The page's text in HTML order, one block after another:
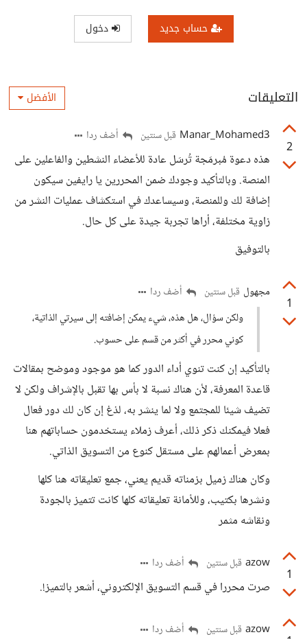
حساب جديد دخول
التعليقات الأفضل
2
Manar_Mohamed3 قبل سنتين أضف ردا
هذه دعوة مُبرمَجة تُرسَل عادة للأعضاء النشطين والفاعلين على
المنصة. وبالتأكيد وجودك ضمن المحررين يا رايفين سيكون
إضافة لك وللمنصة، وسيساعدك في استكشاف عمليات النشر من
زاوية مختلفة، أراها تجربة جيدة على كل حال.
بالتوفيق
1
مجهول قبل سنتين
أضف ردا
ولكن سؤال، هل هذه، شيء يمكن إضافته إلى سيرتي الذاتية،
كوني محرر في أكثر من قسم على حسوب.
بالتأكيد إن كنت تنوي أداء الدور كما هو موجود وموضح بمقالات
قاعدة المعرفة، لأن هناك نسبة لا بأس بها تقبل بالإشراف ولكن لا
تضيف شيئا للمجتمع ولا لما ينشر به، لذغ إن كان لك دور فعال
فعلا فيمكنك ذكر ذلك، أعرف زملاء يستخدمون حساباتهم هنا
بمعرض أعمالهم على مستقل كنوع من التسويق الذاتي.
وكان هناك زميل بزمناته قديم يعني، جمع تعليقاته هنا كلها
ونشرها بكتيب، وللأمانة تعليقاته كلها كانت تتميز بالجودة
ونقاشه مثمر
1
azow قبل سنتين أضف ردا
صرت محررا في قسم التسويق الإلكتروني، أشعر بالتميز!.
azow قبل سنتين أضف ردا